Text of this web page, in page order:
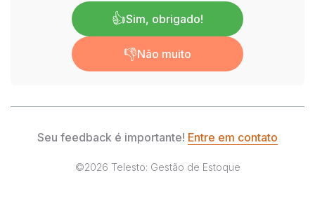
👍Sim, obrigado!
👎Não muito
Seu feedback é importante! Entre em contato
©2026 Telesto: Gestão de Estoque